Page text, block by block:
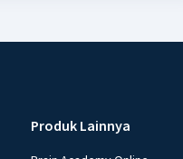
Produk Lainnya